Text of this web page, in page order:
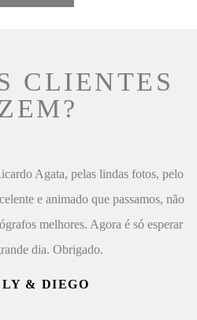
CLIENTES
Agata, pelas lindas fotos, pelo
e animado que passamos, não
melhores. Agora é só esperar
dia. Obrigado.
& DIEGO